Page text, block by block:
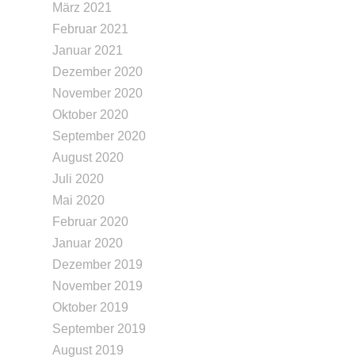
März 2021
Februar 2021
Januar 2021
Dezember 2020
November 2020
Oktober 2020
September 2020
August 2020
Juli 2020
Mai 2020
Februar 2020
Januar 2020
Dezember 2019
November 2019
Oktober 2019
September 2019
August 2019